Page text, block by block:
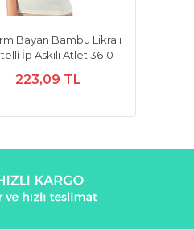
Bayan Bambu Likralı
İp Askılı Atlet 3610
223,09 TL